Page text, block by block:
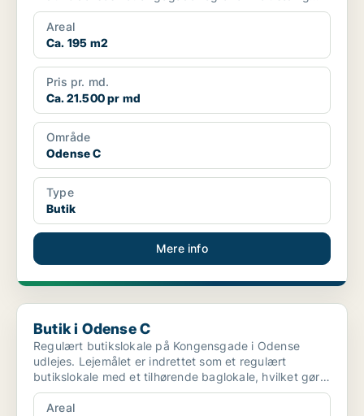
gåga...
Areal
Ca. 195 m2
Pris pr. md.
Ca. 21.500 pr md
Område
Odense C
Type
Butik
Mere info
Butik i Odense C
Butik i Odense C
Regulært butikslokale på Kongensgade i Odense
udlejes. Lejemålet er indrettet som et regulært
butikslokale med et tilhørende baglokale, hvilket gør
det ve...
Areal